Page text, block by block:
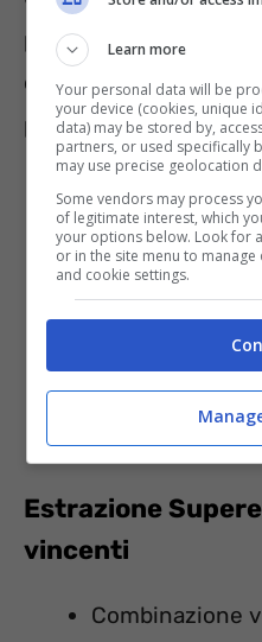
per la convalida del
desiderata e a questo
provare a vincere.
Estrazione
vincenti
Combinazione
Learn more
Your personal data will be
your device (cookies, unique
data) may be stored by,
partners, or used specifically
may use precise geolocation
Some vendors may process
of legitimate interest, which
your options below. Look for
or in the site menu to
and cookie settings.